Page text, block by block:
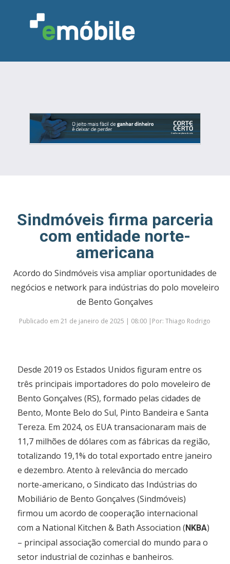
INDÚSTRIA MARCENARIA
DESIGN & DECORAÇÃO
INDICADORES
FEIRAS NOTÍCIAS
Sindmóveis firma parceria
com entidade norte-
americana
Acordo do Sindmóveis visa ampliar oportunidades de
negócios e network para indústrias do polo moveleiro
de Bento Gonçalves
Publicado em 21 de janeiro de 2025 | 08:00 |Por: Thiago Rodrigo
Desde 2019 os Estados Unidos figuram entre os
três principais importadores do polo moveleiro de
Bento Gonçalves (RS), formado pelas cidades de
Bento, Monte Belo do Sul, Pinto Bandeira e Santa
Tereza. Em 2024, os EUA transacionaram mais de
11,7 milhões de dólares com as fábricas da região,
totalizando 19,1% do total exportado entre janeiro
e dezembro. Atento à relevância do mercado
norte-americano, o Sindicato das Indústrias do
Mobiliário de Bento Gonçalves (Sindmóveis)
firmou um acordo de cooperação internacional
com a National Kitchen & Bath Association ( NKBA)
– principal associação comercial do mundo para o
setor industrial de cozinhas e banheiros.